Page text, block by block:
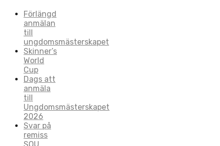
Förlängd
anmälan
till
ungdomsmästerskapet
Skinner’s
World
Cup
Dags att
anmäla
till
Ungdomsmästerskapet
2026
Svar på
remiss
SOU